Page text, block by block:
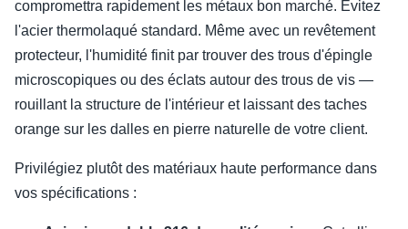
compromettra rapidement les métaux bon marché. Évitez
l'acier thermolaqué standard. Même avec un revêtement
protecteur, l'humidité finit par trouver des trous d'épingle
microscopiques ou des éclats autour des trous de vis —
rouillant la structure de l'intérieur et laissant des taches
orange sur les dalles en pierre naturelle de votre client.
Privilégiez plutôt des matériaux haute performance dans
vos spécifications :